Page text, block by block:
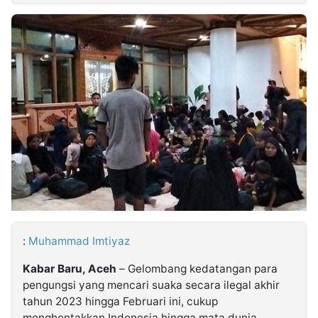
INDONESIA
Partner
Insight
NTB
Suara
Time
Lens
IDN
Daily
Jogja
Jalan
Rakyat
Idealita
News
Kita
Notice
Dinamikapost.com
Radar
Baru
Seedbacklink
Follow
Kabarbaru
: Muhammad Imtiyaz
Kabar Baru, Aceh – Gelombang kedatangan para
pengungsi yang mencari suaka secara ilegal akhir
tahun 2023 hingga Februari ini, cukup